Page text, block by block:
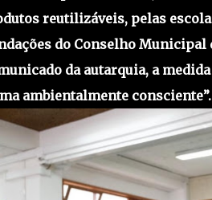
reutilizáveis, pelas
do Conselho Municipal
da autarquia, a
ambientalmente consciente”.